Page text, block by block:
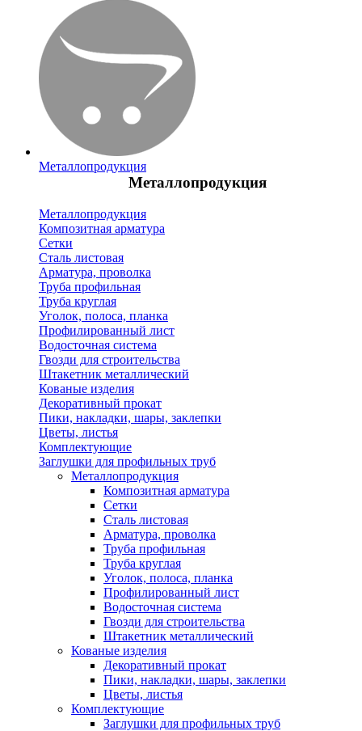
Металлопродукция
Металлопродукция
Металлопродукция
Композитная арматура
Сетки
Сталь листовая
Арматура, проволка
Труба профильная
Труба круглая
Уголок, полоса, планка
Профилированный лист
Водосточная система
Гвозди для строительства
Штакетник металлический
Кованые изделия
Декоративный прокат
Пики, накладки, шары, заклепки
Цветы, листья
Комплектующие
Заглушки для профильных труб
Металлопродукция
Композитная арматура
Сетки
Сталь листовая
Арматура, проволка
Труба профильная
Труба круглая
Уголок, полоса, планка
Профилированный лист
Водосточная система
Гвозди для строительства
Штакетник металлический
Кованые изделия
Декоративный прокат
Пики, накладки, шары, заклепки
Цветы, листья
Комплектующие
Заглушки для профильных труб